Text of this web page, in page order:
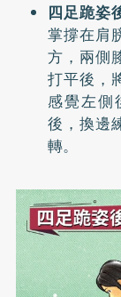
四足跪姿
掌撐在肩
方，兩側
打平後，
感覺左側
後，換邊
轉。